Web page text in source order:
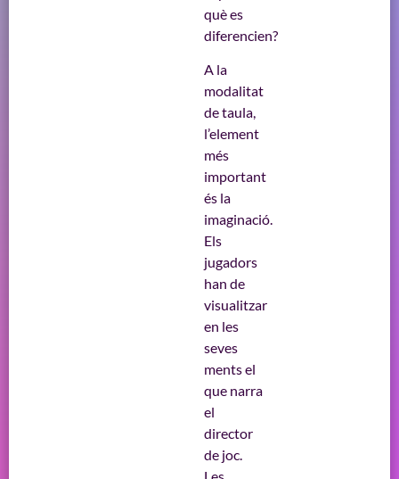
què es
diferencien?
A la
modalitat
de taula,
l’element
més
important
és la
imaginació.
Els
jugadors
han de
visualitzar
en les
seves
ments el
que narra
el
director
de joc.